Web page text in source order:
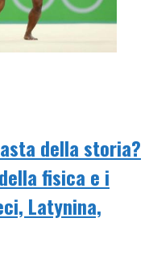
della storia?
fisica e i
Latynina,